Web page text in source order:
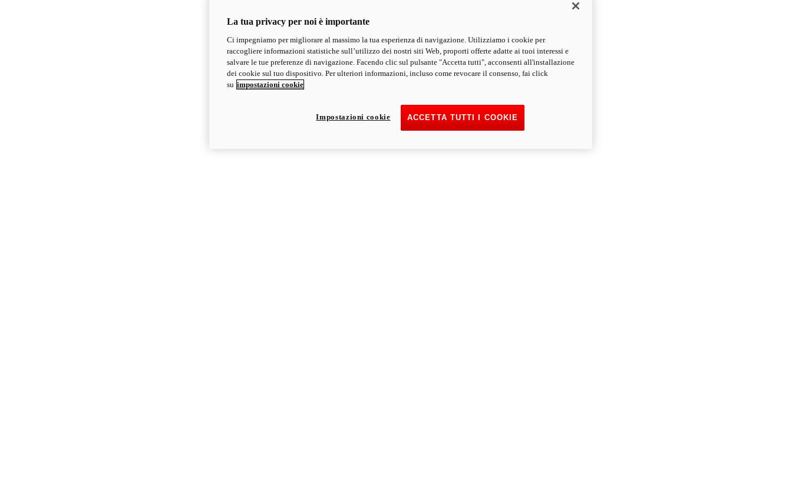
La tua privacy per noi è importante
Ci impegniamo per migliorare al massimo la tua esperienza di navigazione. Utilizziamo i cookie per
raccogliere informazioni statistiche sull’utilizzo dei nostri siti Web, proporti offerte adatte ai tuoi interessi e
salvare le tue preferenze di navigazione. Facendo clic sul pulsante "Accetta tutti", acconsenti all'installazione
dei cookie sul tuo dispositivo. Per ulteriori informazioni, incluso come revocare il consenso, fai click
su impostazioni cookie
ACCETTA TUTTI I COOKIE
Impostazioni cookie